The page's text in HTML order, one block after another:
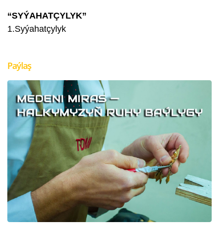
“SYÝAHATÇYLYK”
1.Syýahatçylyk
Paýlaş